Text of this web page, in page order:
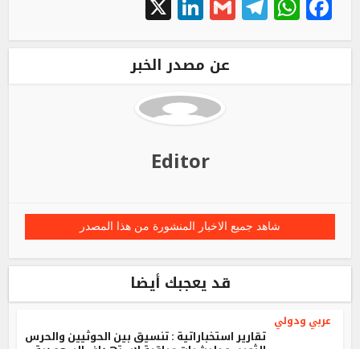
Facebook
WhatsApp
Telegram
Gmail
LinkedIn
عن مصدر الخبر
Editor
شاهد جميع الاخبار المنشورة من هذا المصدر
قد يعجبك أيضا
عربي ودولي
تقارير استخباراتية : تنسيق بين الحوثيين والحرس